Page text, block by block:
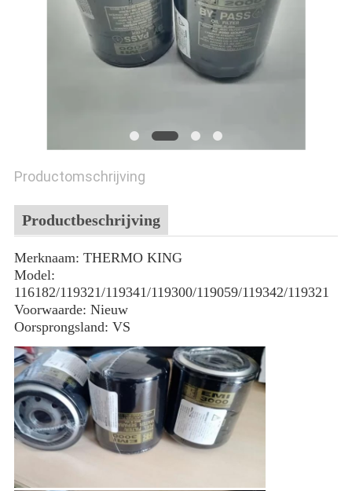
Productomschrijving
Productbeschrijving
Merknaam: THERMO KING
Model:
116182/119321/119341/119300/119059/119342/119321
Voorwaarde: Nieuw
Oorsprongsland: VS